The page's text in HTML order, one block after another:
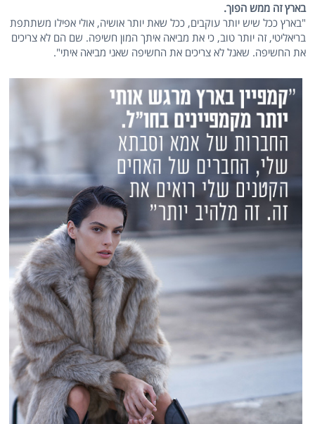
בארץ זה ממש הפוך.
"בארץ ככל שיש יותר עוקבים, ככל שאת יותר אושיה, אולי אפילו משתתפת
בריאליטי, זה יותר טוב, כי את מביאה איתך המון חשיפה. שם הם לא צריכים
את החשיפה. שאנל לא צריכים את החשיפה שאני מביאה איתי".